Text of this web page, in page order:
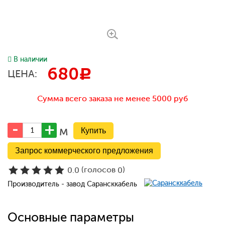
В наличии
ЦЕНА: 680c
Сумма всего заказа не менее 5000 руб
м
Запрос коммерческого предложения
0.0 (голосов 0)
Производитель - завод Сарансккабель
Основные параметры